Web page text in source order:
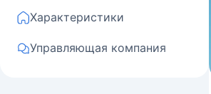
Характеристики
Управляющая компания